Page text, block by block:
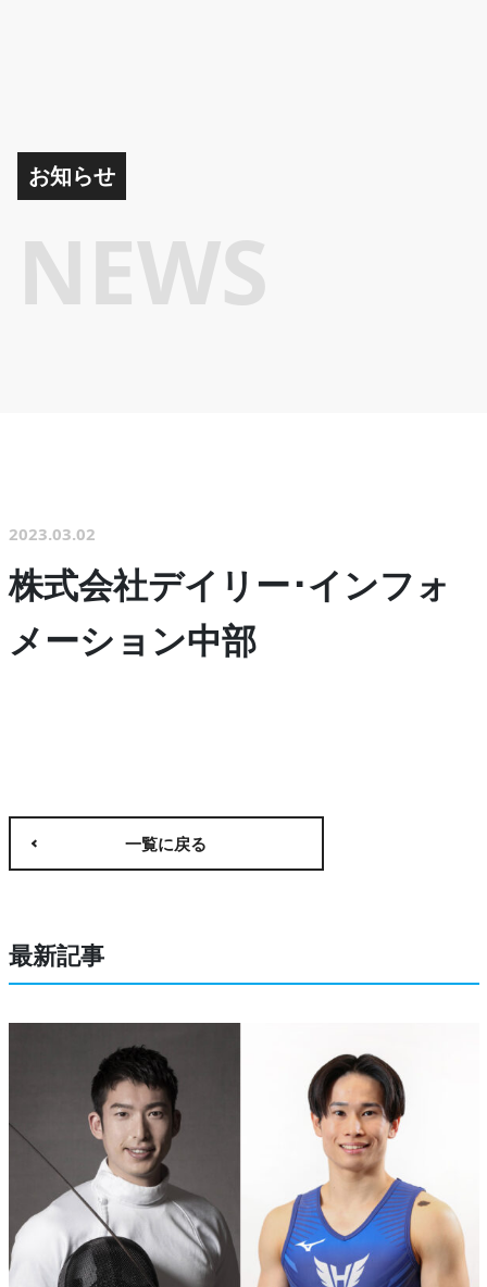
お知らせ
NEWS
2023.03.02
株式会社デイリー･インフォ
メーション中部
一覧に戻る
最新記事